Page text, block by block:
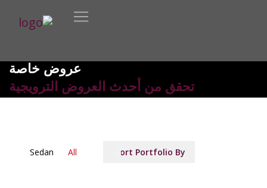
عروض خاصة
تحقق من أحدث العروض الترويجية
Sort Portfolio By:
All
Sedan